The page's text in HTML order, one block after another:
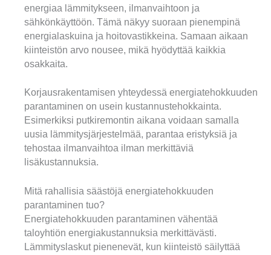
energiaa lämmitykseen, ilmanvaihtoon ja
sähkönkäyttöön. Tämä näkyy suoraan pienempinä
energialaskuina ja hoitovastikkeina. Samaan aikaan
kiinteistön arvo nousee, mikä hyödyttää kaikkia
osakkaita.
Korjausrakentamisen yhteydessä energiatehokkuuden
parantaminen on usein kustannustehokkainta.
Esimerkiksi putkiremontin aikana voidaan samalla
uusia lämmitysjärjestelmää, parantaa eristyksiä ja
tehostaa ilmanvaihtoa ilman merkittäviä
lisäkustannuksia.
Mitä rahallisia säästöjä energiatehokkuuden
parantaminen tuo?
Energiatehokkuuden parantaminen vähentää
taloyhtiön energiakustannuksia merkittävästi.
Lämmityslaskut pienenevät, kun kiinteistö säilyttää